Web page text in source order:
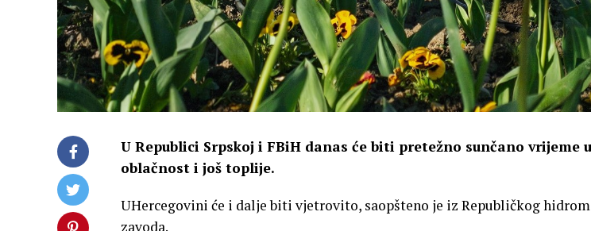
U Republici Srpskoj i FBiH danas će biti pretežno sunčano vrijeme
oblačnost i još toplije.
UHercegovini će i dalje biti vjetrovito, saopšteno je iz Republičkog
zavoda.